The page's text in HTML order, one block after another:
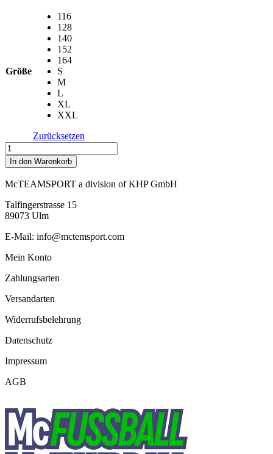
Größe
116
128
140
152
164
S
M
L
XL
XXL
Zurücksetzen
Uhlsport
-
Essential
Evo
Webshorts
Menge
In den Warenkorb
McTEAMSPORT a division of KHP GmbH
Talfingerstrasse 15
89073 Ulm
E-Mail: info@mctemsport.com
Mein Konto
Zahlungsarten
Versandarten
Widerrufsbelehrung
Datenschutz
Impressum
AGB